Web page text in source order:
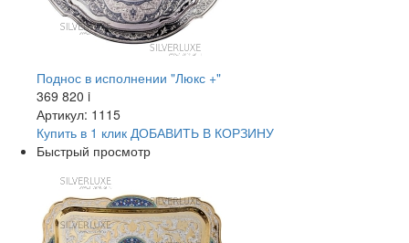
Поднос в исполнении "Люкс +"
369 820 i
Артикул: 1115
Купить в 1 клик ДОБАВИТЬ В КОРЗИНУ
Быстрый просмотр